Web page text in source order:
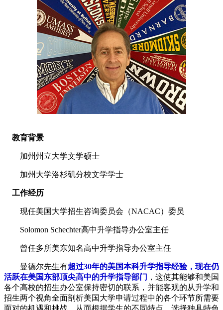
教育背景
加州州立大学文学硕士
加州大学洛杉矶分校文学学士
工作经历
现任美国大学招生咨询委员会（NACAC）委员
Solomon Schechter高中升学指导办公室主任
曾任多所美东知名高中升学指导办公室主任
曼德尔先生有超过30年的美国本科升学指导经验，现在仍
活跃在美国东部顶尖高中的升学指导部门 ，这使其能够和美国
各个高校的招生办公室保持密切的联系，并能客观的从升学和
招生两个视角全面剖析美国大学申请过程中的各个环节所需要